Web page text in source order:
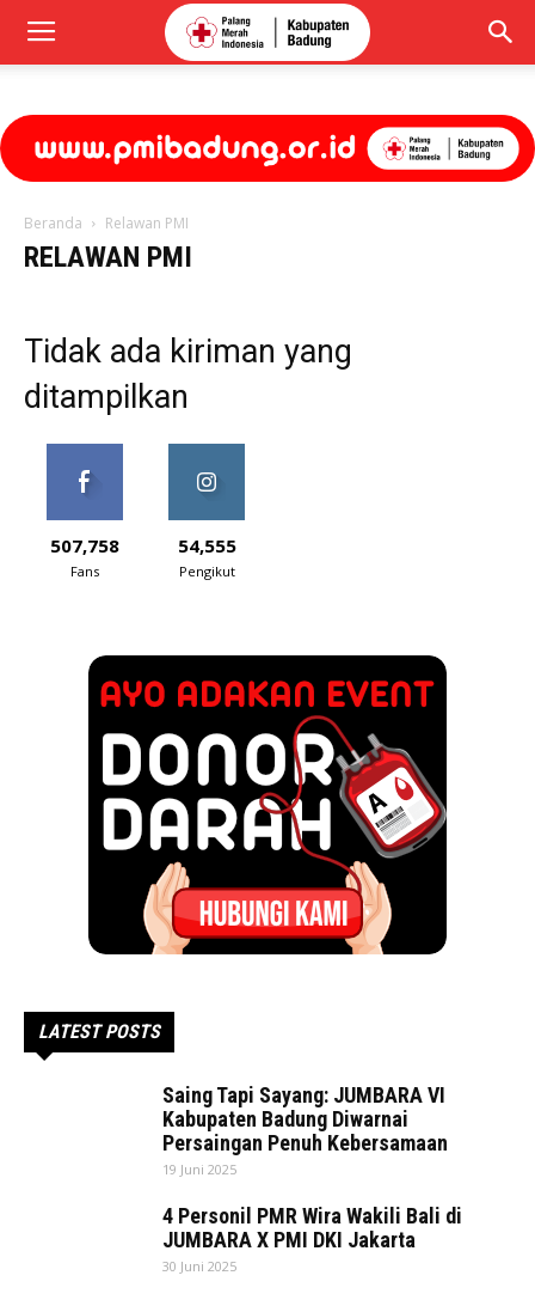
Beranda Relawan PMI
RELAWAN PMI
Tidak ada kiriman yang
ditampilkan
507,758
Fans
54,555
Pengikut
LATEST POSTS
Saing Tapi Sayang: JUMBARA VI
Kabupaten Badung Diwarnai
Persaingan Penuh Kebersamaan
19 Juni 2025
4 Personil PMR Wira Wakili Bali di
JUMBARA X PMI DKI Jakarta
30 Juni 2025